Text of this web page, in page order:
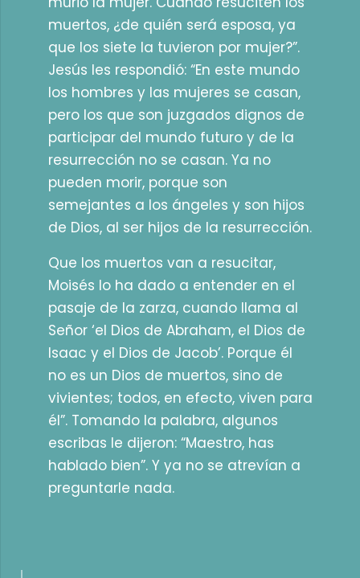
muertos, ¿de quién será esposa, ya
que los siete la tuvieron por mujer?”.
Jesús les respondió: “En este mundo
los hombres y las mujeres se casan,
pero los que son juzgados dignos de
participar del mundo futuro y de la
resurrección no se casan. Ya no
pueden morir, porque son
semejantes a los ángeles y son hijos
de Dios, al ser hijos de la resurrección.
Que los muertos van a resucitar,
Moisés lo ha dado a entender en el
pasaje de la zarza, cuando llama al
Señor ‘el Dios de Abraham, el Dios de
Isaac y el Dios de Jacob’. Porque él
no es un Dios de muertos, sino de
vivientes; todos, en efecto, viven para
él”. Tomando la palabra, algunos
escribas le dijeron: “Maestro, has
hablado bien”. Y ya no se atrevían a
preguntarle nada.